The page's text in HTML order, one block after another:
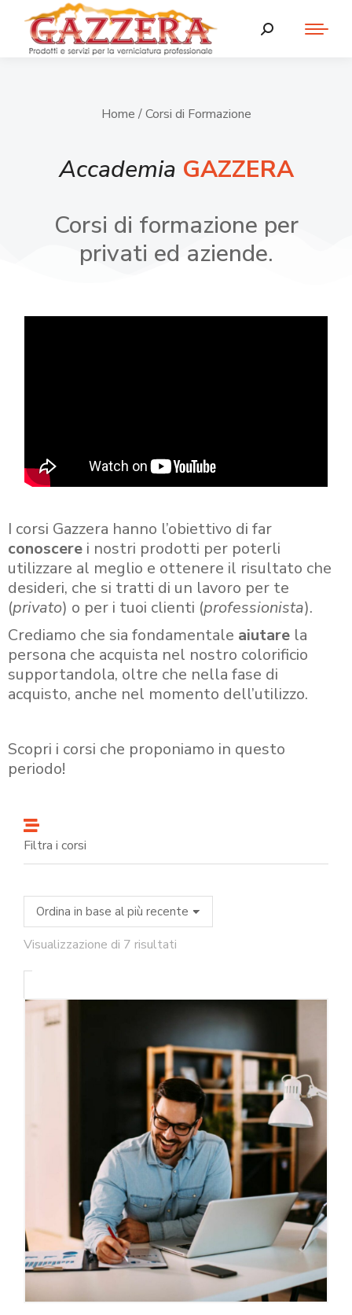
Home / Corsi di Formazione
Accademia GAZZERA
Corsi di formazione per
privati ed aziende.
I corsi Gazzera hanno l’obiettivo di far
conoscere i nostri prodotti per poterli
utilizzare al meglio e ottenere il risultato che
desideri, che si tratti di un lavoro per te
(privato) o per i tuoi clienti (professionista).
Crediamo che sia fondamentale aiutare la
persona che acquista nel nostro colorificio
supportandola, oltre che nella fase di
acquisto, anche nel momento dell’utilizzo.
Scopri i corsi che proponiamo in questo
periodo!
Filtra i corsi
Visualizzazione di 7 risultati